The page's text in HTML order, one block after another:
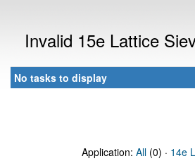
Invalid 15e Lattice
No tasks to display
Application: All (0) · 14e